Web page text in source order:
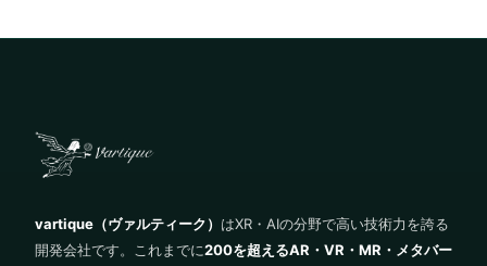
vartique（ヴァルティーク） はXR・AIの分野で高い技術力を誇る
開発会社です。これまでに200を超えるAR・VR・MR・メタバー